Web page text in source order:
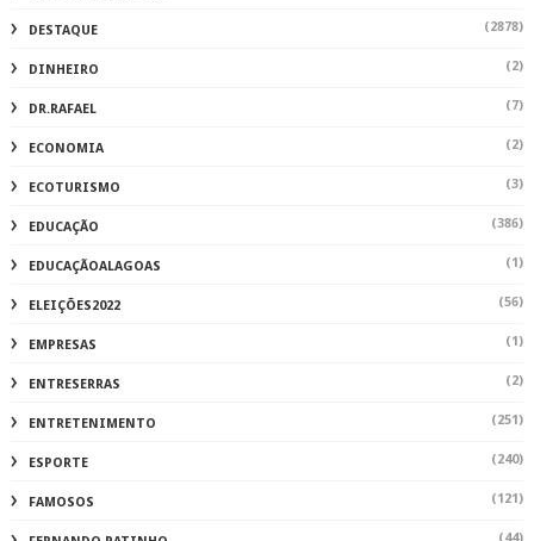
DESTAQUE (2878)
DINHEIRO (2)
DR.RAFAEL (7)
ECONOMIA (2)
ECOTURISMO (3)
EDUCAÇÃO (386)
EDUCAÇÃOALAGOAS (1)
ELEIÇÕES2022 (56)
EMPRESAS (1)
ENTRESERRAS (2)
ENTRETENIMENTO (251)
ESPORTE (240)
FAMOSOS (121)
(44)